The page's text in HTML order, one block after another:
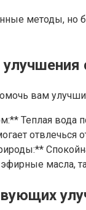
методы, но
вам
Теплая вода
отвлечься
масла,